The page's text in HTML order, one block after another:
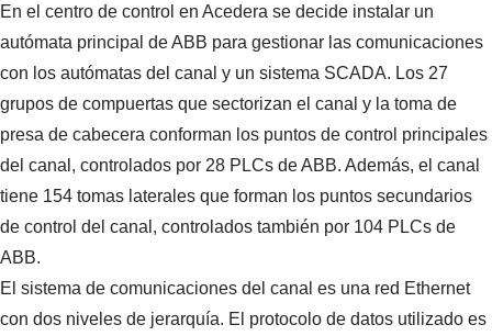
Suggestions
See more products
Shopping list preview
En el centro de control en Acedera se decide instalar un
autómata principal de ABB para gestionar las comunicaciones
con los autómatas del canal y un sistema SCADA. Los 27
grupos de compuertas que sectorizan el canal y la toma de
presa de cabecera conforman los puntos de control principales
del canal, controlados por 28 PLCs de ABB. Además, el canal
tiene 154 tomas laterales que forman los puntos secundarios
de control del canal, controlados también por 104 PLCs de
ABB.
El sistema de comunicaciones del canal es una red Ethernet
con dos niveles de jerarquía. El protocolo de datos utilizado es